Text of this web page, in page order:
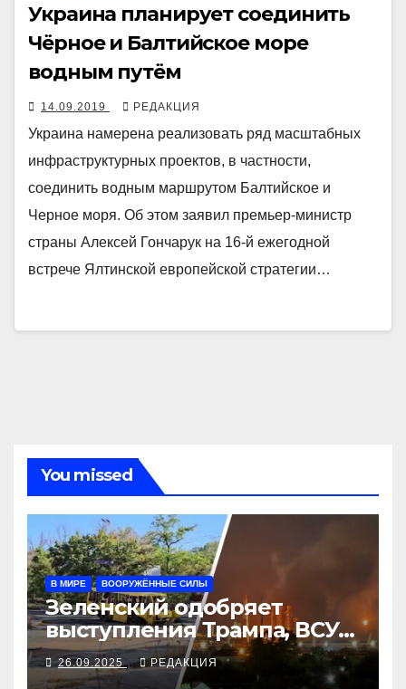
Украина планирует соединить
Чёрное и Балтийское море
водным путём
14.09.2019 РЕДАКЦИЯ
Украина намерена реализовать ряд масштабных
инфраструктурных проектов, в частности,
соединить водным маршрутом Балтийское и
Черное моря. Об этом заявил премьер-министр
страны Алексей Гончарук на 16-й ежегодной
встрече Ялтинской европейской стратегии…
You missed
В МИРЕ ВООРУЖЁННЫЕ СИЛЫ
Зеленский одобряет
выступления Трампа, ВСУ
закрыли Добропольский
рубеж
26.09.2025 РЕДАКЦИЯ